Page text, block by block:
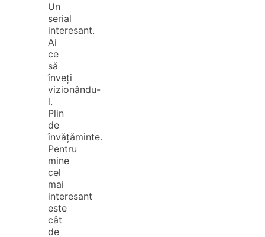
Un
serial
interesant.
Ai
ce
să
înveți
vizionându-
l.
Plin
de
învățăminte.
Pentru
mine
cel
mai
interesant
este
cât
de